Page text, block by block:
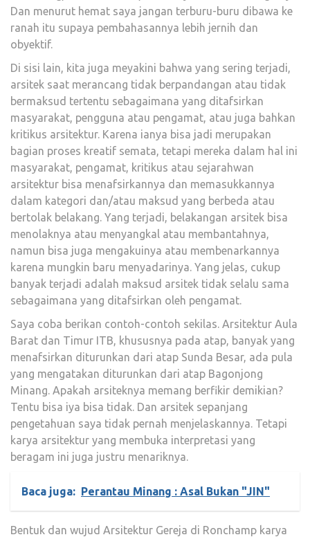
Dan menurut hemat saya jangan terburu-buru dibawa ke
ranah itu supaya pembahasannya lebih jernih dan
obyektif.
Di sisi lain, kita juga meyakini bahwa yang sering terjadi,
arsitek saat merancang tidak berpandangan atau tidak
bermaksud tertentu sebagaimana yang ditafsirkan
masyarakat, pengguna atau pengamat, atau juga bahkan
kritikus arsitektur. Karena ianya bisa jadi merupakan
bagian proses kreatif semata, tetapi mereka dalam hal ini
masyarakat, pengamat, kritikus atau sejarahwan
arsitektur bisa menafsirkannya dan memasukkannya
dalam kategori dan/atau maksud yang berbeda atau
bertolak belakang. Yang terjadi, belakangan arsitek bisa
menolaknya atau menyangkal atau membantahnya,
namun bisa juga mengakuinya atau membenarkannya
karena mungkin baru menyadarinya. Yang jelas, cukup
banyak terjadi adalah maksud arsitek tidak selalu sama
sebagaimana yang ditafsirkan oleh pengamat.
Saya coba berikan contoh-contoh sekilas. Arsitektur Aula
Barat dan Timur ITB, khususnya pada atap, banyak yang
menafsirkan diturunkan dari atap Sunda Besar, ada pula
yang mengatakan diturunkan dari atap Bagonjong
Minang. Apakah arsiteknya memang berfikir demikian?
Tentu bisa iya bisa tidak. Dan arsitek sepanjang
pengetahuan saya tidak pernah menjelaskannya. Tetapi
karya arsitektur yang membuka interpretasi yang
beragam ini juga justru menariknya.
Baca juga: Perantau Minang : Asal Bukan "JIN"
Bentuk dan wujud Arsitektur Gereja di Ronchamp karya